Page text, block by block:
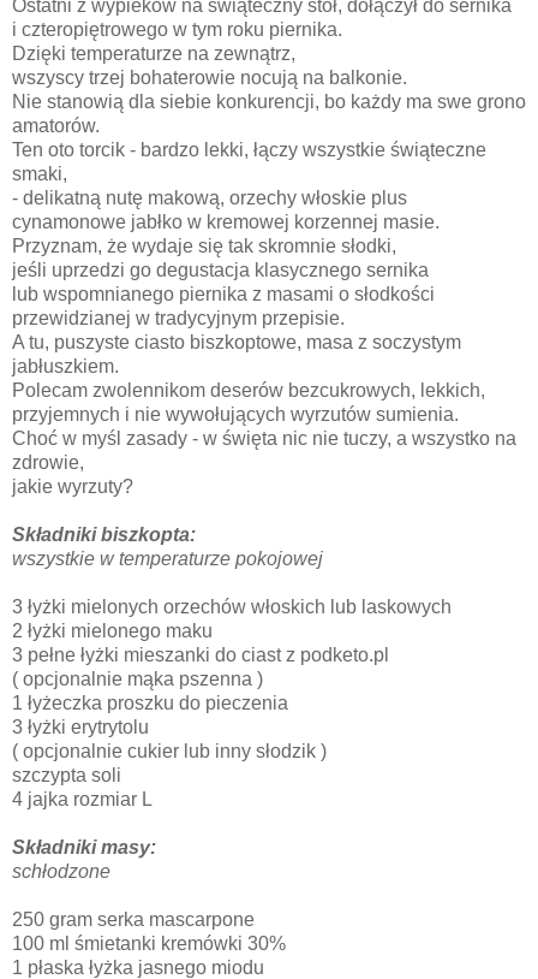
Ostatni z wypieków na świąteczny stół, dołączył do sernika
i czteropiętrowego w tym roku piernika.
Dzięki temperaturze na zewnątrz,
wszyscy trzej bohaterowie nocują na balkonie.
Nie stanowią dla siebie konkurencji, bo każdy ma swe grono
amatorów.
Ten oto torcik - bardzo lekki, łączy wszystkie świąteczne
smaki,
- delikatną nutę makową, orzechy włoskie plus
cynamonowe jabłko w kremowej korzennej masie.
Przyznam, że wydaje się tak skromnie słodki,
jeśli uprzedzi go degustacja klasycznego sernika
lub wspomnianego piernika z masami o słodkości
przewidzianej w tradycyjnym przepisie.
A tu, puszyste ciasto biszkoptowe, masa z soczystym
jabłuszkiem.
Polecam zwolennikom deserów bezcukrowych, lekkich,
przyjemnych i nie wywołujących wyrzutów sumienia.
Choć w myśl zasady - w święta nic nie tuczy, a wszystko na
zdrowie,
jakie wyrzuty?
Składniki biszkopta:
wszystkie w temperaturze pokojowej
3 łyżki mielonych orzechów włoskich lub laskowych
2 łyżki mielonego maku
3 pełne łyżki mieszanki do ciast z podketo.pl
( opcjonalnie mąka pszenna )
1 łyżeczka proszku do pieczenia
3 łyżki erytrytolu
( opcjonalnie cukier lub inny słodzik )
szczypta soli
4 jajka rozmiar L
Składniki masy:
schłodzone
250 gram serka mascarpone
100 ml śmietanki kremówki 30%
1 płaska łyżka jasnego miodu